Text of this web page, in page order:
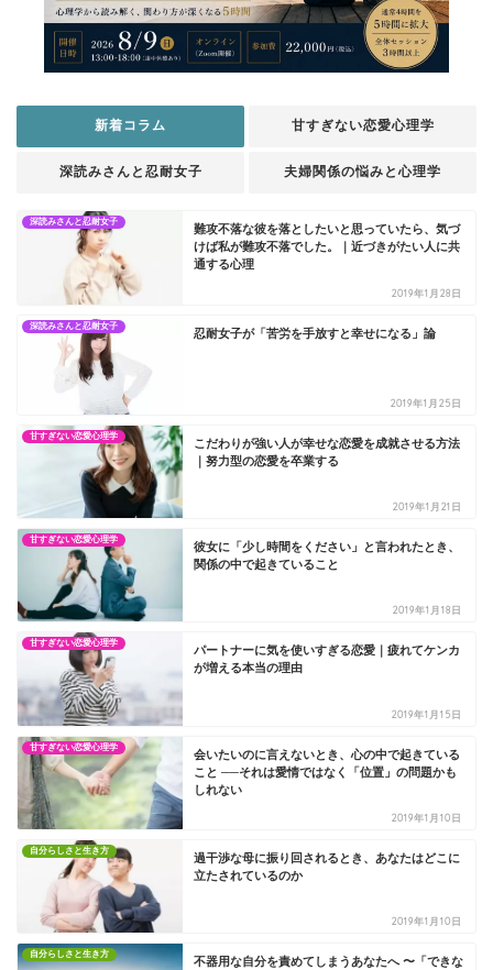
新着コラム 甘すぎない恋愛心理学
深読みさんと忍耐女子 夫婦関係の悩みと心理学
深読みさんと忍耐女子
難攻不落な彼を落としたいと思っていたら、気づ
けば私が難攻不落でした。｜近づきがたい人に共
通する心理
2019年1月28日
深読みさんと忍耐女子
忍耐女子が「苦労を手放すと幸せになる」論
2019年1月25日
甘すぎない恋愛心理学
こだわりが強い人が幸せな恋愛を成就させる方法
｜努力型の恋愛を卒業する
2019年1月21日
甘すぎない恋愛心理学
彼女に「少し時間をください」と言われたとき、
関係の中で起きていること
2019年1月18日
甘すぎない恋愛心理学
パートナーに気を使いすぎる恋愛｜疲れてケンカ
が増える本当の理由
2019年1月15日
甘すぎない恋愛心理学
会いたいのに言えないとき、心の中で起きている
こと ──それは愛情ではなく「位置」の問題かも
しれない
2019年1月10日
自分らしさと生き方
過干渉な母に振り回されるとき、あなたはどこに
立たされているのか
2019年1月10日
自分らしさと生き方
不器用な自分を責めてしまうあなたへ 〜「できな